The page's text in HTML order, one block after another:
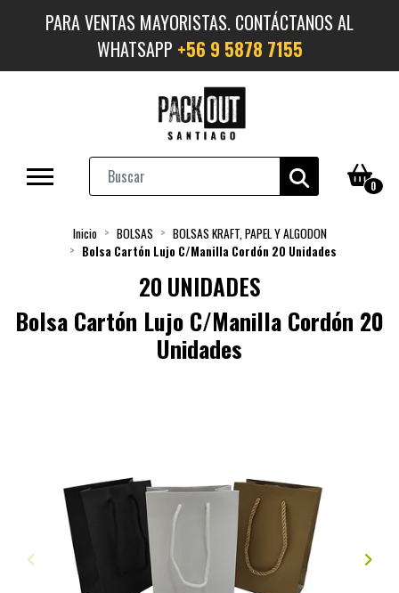
PARA VENTAS MAYORISTAS. CONTÁCTANOS AL
WHATSAPP +56 9 5878 7155
0
Inicio BOLSAS
BOLSAS KRAFT, PAPEL Y ALGODON
Bolsa Cartón Lujo C/Manilla Cordón 20 Unidades
20 UNIDADES
Bolsa Cartón Lujo C/Manilla Cordón 20
Unidades